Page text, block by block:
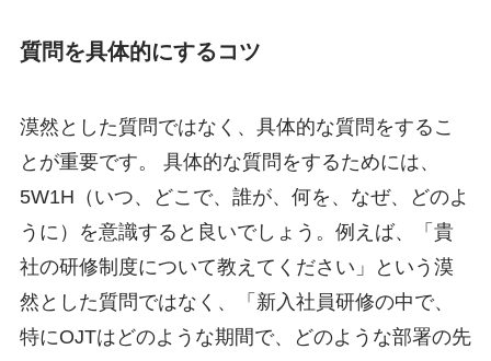
質問を具体的にするコツ
漠然とした質問ではなく、具体的な質問をするこ
とが重要です。 具体的な質問をするためには、
5W1H（いつ、どこで、誰が、何を、なぜ、どのよ
うに）を意識すると良いでしょう。例えば、「貴
社の研修制度について教えてください」という漠
然とした質問ではなく、「新入社員研修の中で、
特にOJTはどのような期間で、どのような部署の先